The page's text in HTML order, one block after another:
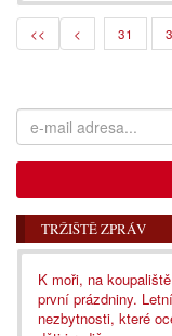
<< < 31
TRŽIŠTĚ ZPRÁV
K moři, na
první prázdniny. Letní
nezbytnosti, které